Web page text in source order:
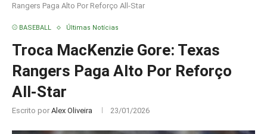
Rangers Paga Alto Por Reforço All-Star
⚾ BASEBALL Últimas Notícias
Troca MacKenzie Gore: Texas
Rangers Paga Alto Por Reforço
All-Star
Escrito por Alex Oliveira 23/01/2026